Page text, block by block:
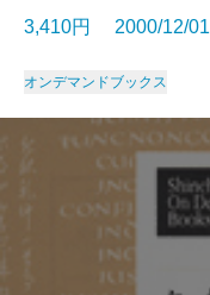
3,410円 2000/12/01
オンデマンドブックス